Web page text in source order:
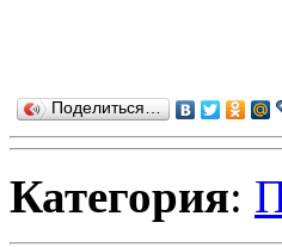
Поделиться…
Категория: